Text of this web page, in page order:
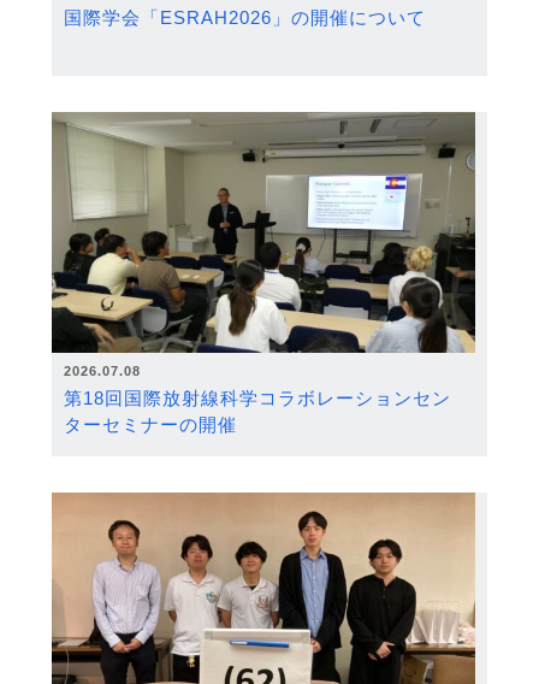
国際学会「ESRAH2026」の開催について
2026.07.08
第18回国際放射線科学コラボレーションセン
ターセミナーの開催